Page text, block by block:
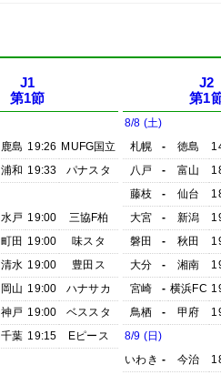
J1
第1節
鹿島 19:26 MUFG国立
浦和 19:33
パナスタ
水戸 19:00
三協F柏
町田 19:00
味スタ
清水 19:00
豊田ス
岡山 19:00
ハナサカ
神戸 19:00
ベススタ
千葉 19:15
Eピース
J2
第1
8/8 (土)
札幌
- 徳島
八戸
- 富山
藤枝
- 仙台
大宮
- 新潟
磐田
- 秋田
大分
- 湘南
宮崎
- 横浜FC
鳥栖
- 甲府
8/9 (日)
いわき - 今治